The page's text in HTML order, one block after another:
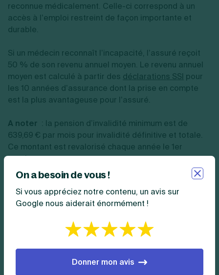
reconnue médicalement. Celle-ci correspond à un
accès à l’emploi restreint de façon importante et
durable.
Si un médecin reconnaît l’incapacité, l’assuré reçoit
50 % de son revenu annuel moyen. Le revenu annuel
moyen est calculé à partir des déclarations SSI pour
les 10 années d’assurance dont la prise en compte
est la plus avantageuse pour l’assuré.
A noter : la pension d’invalidité minimum est de
639,69 € par mois pour invalidité définitive et totale.
Ce montant est revalorisé chaque année le 1er
octobre.
La pension invalidité partielle au métier doit être
reconnue par un médecin, et correspond à une perte
de capacité au travail ou à une perte de gain
reçoit alors 30 % de son revenu annuel moyen.
On a besoin de vous !
Si vous appréciez notre contenu, un avis sur
Google nous aiderait énormément !
Donner mon avis